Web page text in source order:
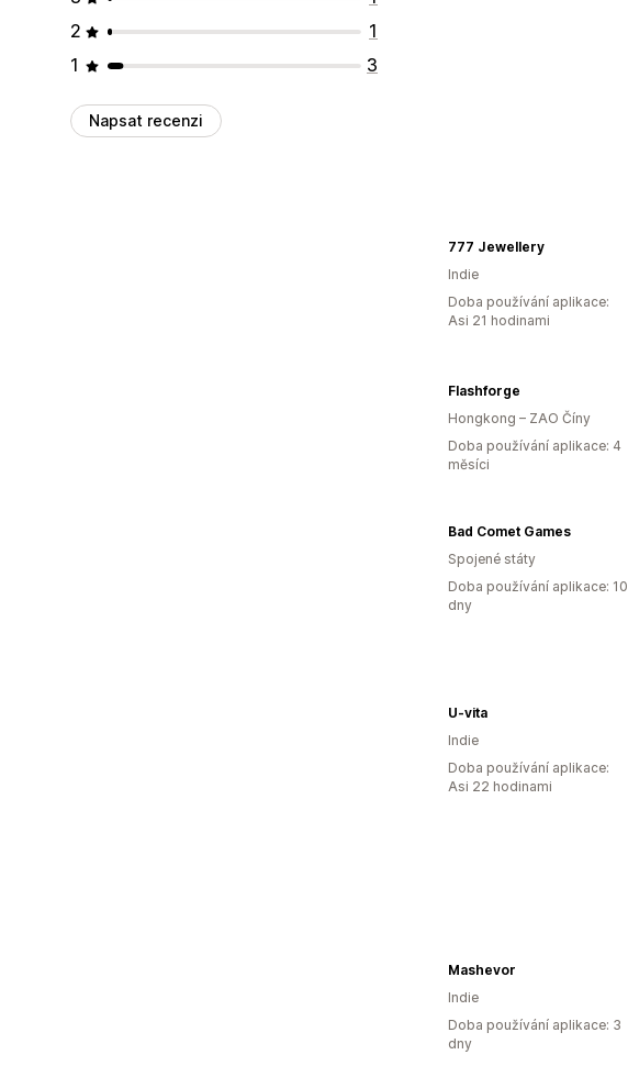
2
1
1
3
Napsat recenzi
777 Jewellery
Indie
Doba používání aplikace:
Asi 21 hodinami
Flashforge
Hongkong – ZAO Číny
Doba používání aplikace: 4
měsíci
Bad Comet Games
Spojené státy
Doba používání aplikace: 10
dny
U-vita
Indie
Doba používání aplikace:
Asi 22 hodinami
Mashevor
Indie
Doba používání aplikace: 3
dny